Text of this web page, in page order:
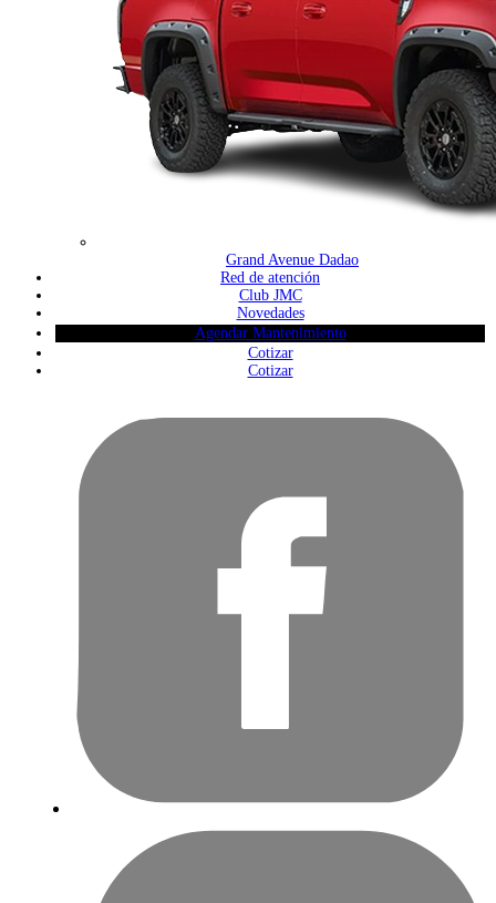
Grand Avenue Dadao
Red de atención
Club JMC
Novedades
Agendar Mantenimiento
Cotizar
Cotizar